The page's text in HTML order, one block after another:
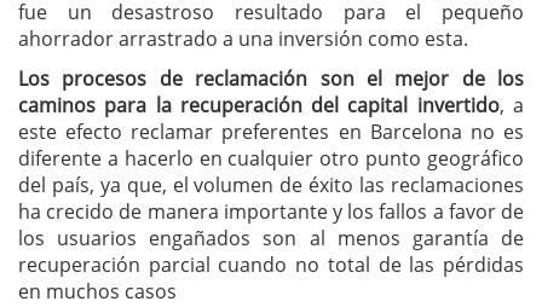
fue un desastroso resultado para el pequeño
ahorrador arrastrado a una inversión como esta.
Los procesos de reclamación son el mejor de los
caminos para la recuperación del capital invertido, a
este efecto reclamar preferentes en Barcelona no es
diferente a hacerlo en cualquier otro punto geográfico
del país, ya que, el volumen de éxito las reclamaciones
ha crecido de manera importante y los fallos a favor de
los usuarios engañados son al menos garantía de
recuperación parcial cuando no total de las pérdidas
en muchos casos